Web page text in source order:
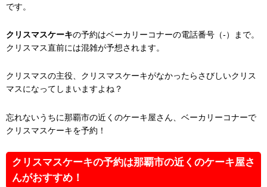
です。
クリスマスケーキの予約はベーカリーコナーの電話番号（-）まで。
クリスマス直前には混雑が予想されます。
クリスマスの主役、クリスマスケーキがなかったらさびしいクリス
マスになってしまいますよね？
忘れないうちに那覇市の近くのケーキ屋さん、ベーカリーコナーで
クリスマスケーキを予約！
クリスマスケーキの予約は那覇市の近くのケーキ屋さ
んがおすすめ！